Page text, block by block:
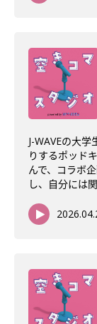
J-WAVEの大
りするポッド
んで、コラボ
し、自分には